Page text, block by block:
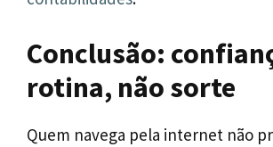
Conclusão:
rotina, não sorte
Quem navega pela internet não